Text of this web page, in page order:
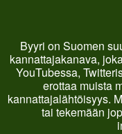
Byyri on Suomen
kannattajakanava,
YouTubessa,
erottaa muista
kannattajalähtöisyys.
tai tekemään